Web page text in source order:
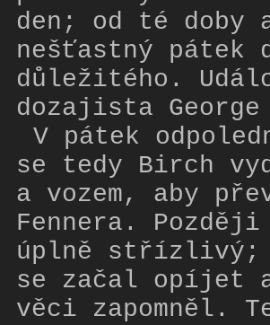
den; od té doby
nešťastný pátek
důležitého.
dozajista
V pátek
se tedy Birch
a vozem, aby
Fennera.
úplně střízlivý; i
se začal opíjet
věci zapomněl.